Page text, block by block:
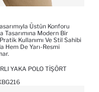
Üstün Konforu
Tasarımına Modern Bir
Kullanımı Ve Stil Sahibi
Hem De Yarı-Resmi
YAKA POLO TIŞÖRT